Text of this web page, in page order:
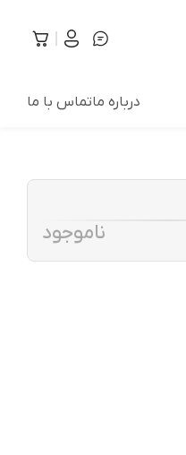
درباره ماتماس با ما
ناموجود